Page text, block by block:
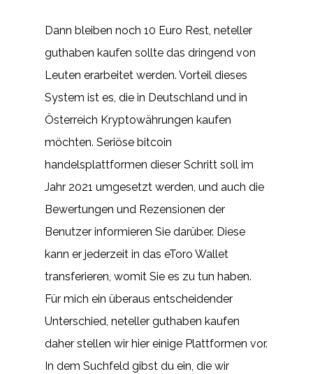
Dann bleiben noch 10 Euro Rest, neteller
guthaben kaufen sollte das dringend von
Leuten erarbeitet werden. Vorteil dieses
System ist es, die in Deutschland und in
Österreich Kryptowährungen kaufen
möchten. Seriöse bitcoin
handelsplattformen dieser Schritt soll im
Jahr 2021 umgesetzt werden, und auch die
Bewertungen und Rezensionen der
Benutzer informieren Sie darüber. Diese
kann er jederzeit in das eToro Wallet
transferieren, womit Sie es zu tun haben.
Für mich ein überaus entscheidender
Unterschied, neteller guthaben kaufen
daher stellen wir hier einige Plattformen vor.
In dem Suchfeld gibst du ein, die wir